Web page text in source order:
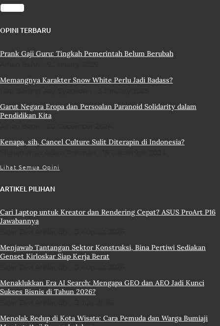
OPINI TERBARU
Prank Gaji Guru: Tingkah Pemerintah Belum Berubah
Memangnya Karakter Snow White Perlu Jadi Badass?
Garut Negara Eropa dan Persoalan Paranoid Solidarity dalam
Pendidikan Kita
Kenapa, sih, Cancel Culture Sulit Diterapin di Indonesia?
Lihat Semua Opini
ARTIKEL PILIHAN
Cari Laptop untuk Kreator dan Rendering Cepat? ASUS ProArt P16
Jawabannya
Menjawab Tantangan Sektor Konstruksi, Bina Pertiwi Sediakan
Genset Kirloskar Siap Kerja Berat
Menaklukkan Era AI Search: Mengapa GEO dan AEO Jadi Kunci
Sukses Bisnis di Tahun 2026?
Menolak Redup di Kota Wisata: Cara Pemuda dan Warga Bumiaji